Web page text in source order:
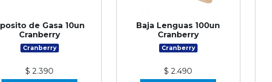
de Gasa 10un
Cranberry
Cranberry
$ 2.390
Baja Lenguas 100un
Cranberry
Cranberry
$ 2.490